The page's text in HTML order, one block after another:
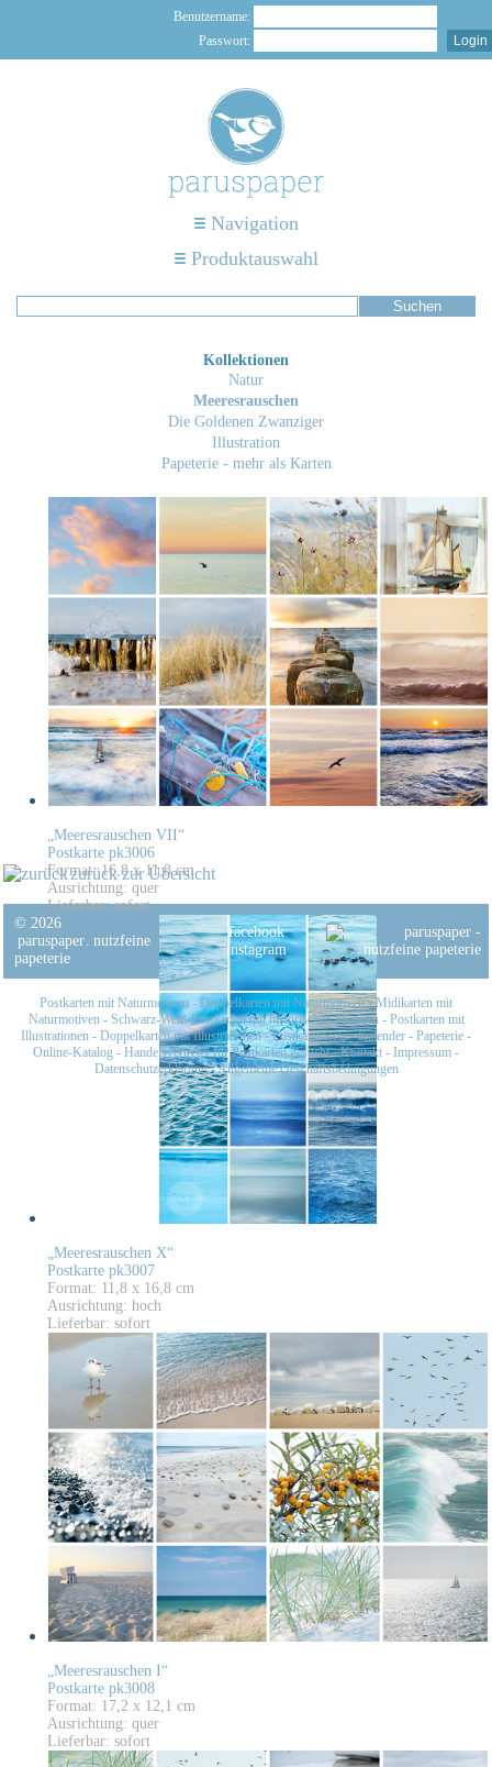
Benutzername:
Passwort:
Navigation
Produktauswahl
Kollektionen
Natur
Meeresrauschen
Die Goldenen Zwanziger
Illustration
Papeterie - mehr als Karten
„Meeresrauschen VII“
Postkarte pk3006
Format: 16,8 x 11,8 cm
Ausrichtung: quer
Lieferbar: sofort
„Meeresrauschen X“
Postkarte pk3007
Format: 11,8 x 16,8 cm
Ausrichtung: hoch
Lieferbar: sofort
„Meeresrauschen I“
Postkarte pk3008
Format: 17,2 x 12,1 cm
Ausrichtung: quer
Lieferbar: sofort
zurück zur Übersicht
© 2026
paruspaper. nutzfeine
papeterie
facebook
instagram
Postkarten mit Naturmotiven - Doppelkarten mit Naturmotiven-Midikarten mit
Naturmotiven- Schwarz-Weiß-Postkarten mit historischen Motiven- Postkarten mit
Illustrationen - Doppelkarten mit Illustrationen-Postkartensets-Kalender - Papeterie -
Online-Katalog - Handelsvertreter für Postkarten gesucht-Kontakt - Impressum -
Datenschutzerklärung-Allgemeine Geschäftsbedingungen